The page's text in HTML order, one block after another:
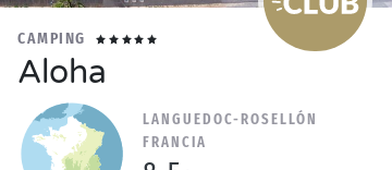
CAMPING
Aloha
LANGUEDOC-ROSELLÓN
FRANCIA